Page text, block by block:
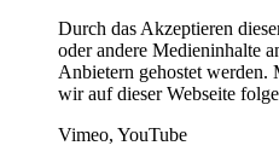
Durch das Akzeptieren
oder andere Medieninhalte
Anbietern gehostet
wir auf dieser Webseite
Vimeo, YouTube